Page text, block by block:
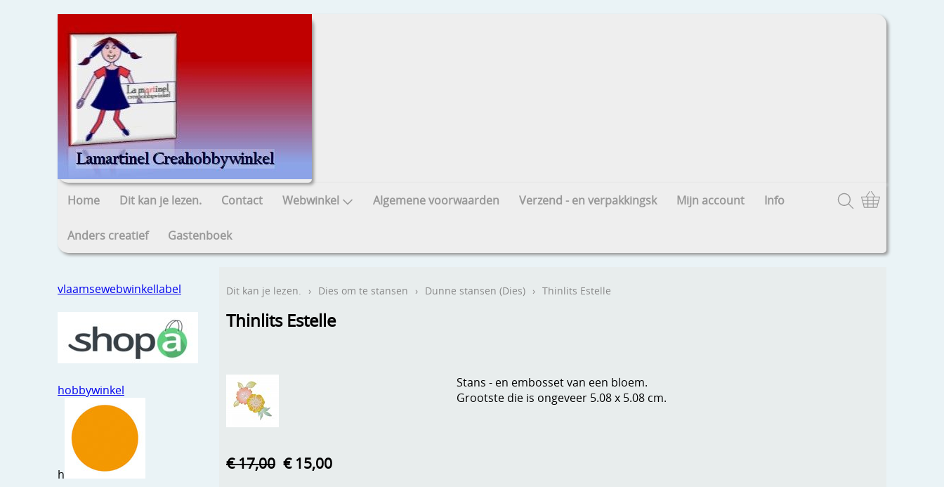
Home Dit kan je lezen. Contact Webwinkel Algemene voorwaarden Verzend - en verpakkingsk Mijn account Info
Anders creatief Gastenboek
vlaamsewebwinkellabel
hobbywinkel
h
Dit kan je lezen. › Dies om te stansen › Dunne stansen (Dies) › Thinlits Estelle
Thinlits Estelle
Stans - en embosset van een bloem.
Grootste die is ongeveer 5.08 x 5.08 cm.
€ 17,00 € 15,00